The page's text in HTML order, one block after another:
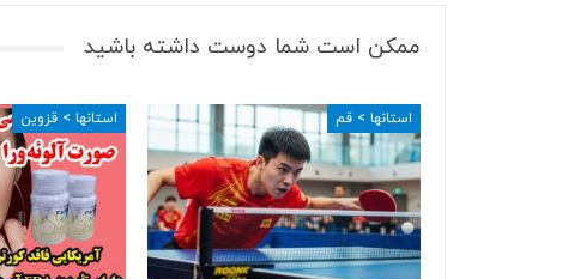
ممکن است شما دوست داشته باشید
استانها > قم استانها > قزوین